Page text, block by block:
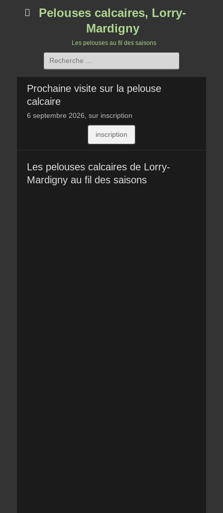
Pelouses calcaires, Lorry-
Mardigny
Les pelouses au fil des saisons
Rechercher :
Prochaine visite sur la pelouse
calcaire
6 septembre 2026, sur inscription
inscription
Les pelouses calcaires de Lorry-
Mardigny au fil des saisons